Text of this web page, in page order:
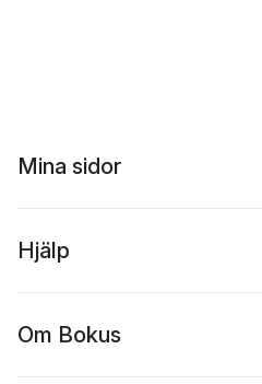
Mina sidor
Hjälp
Om Bokus